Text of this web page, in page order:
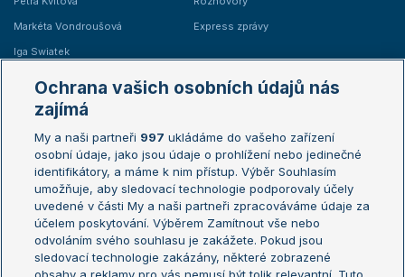
Markéta Vondroušová
Iga Swiatek
Express zprávy
Žebříčky
Žebříček ATP (muži)
Žebříček WTA (ženy)
Sázkařský žebříček
Australian Open
French Open
Wimbledon
US Open
Turnaj mistrů
Turnaj mistryň
Ochrana vašich osobních údajů nás
zajímá
My a naši partneři 997 ukládáme do vašeho zařízení
osobní údaje, jako jsou údaje o prohlížení nebo jedinečné
identifikátory, a máme k nim přístup. Výběr Souhlasím
umožňuje, aby sledovací technologie podporovaly účely
uvedené v části My a naši partneři zpracováváme údaje za
účelem poskytování. Výběrem Zamítnout vše nebo
odvoláním svého souhlasu je zakážete. Pokud jsou
sledovací technologie zakázány, některé zobrazené